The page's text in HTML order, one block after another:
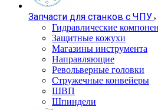
Запчасти для станков с ЧПУ
Гидравлические
Защитные кожухи
Магазины инструмента
Направляющие
Револьверные головки
Стружечные конвейеры
ШВП
Шпиндели